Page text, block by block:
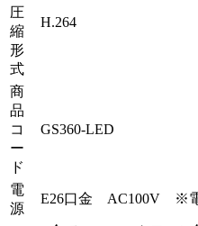
圧
縮
形
式
H.264
商
品
コ
ー
ド
GS360-LED
電
源
E26口金 AC100V ※電